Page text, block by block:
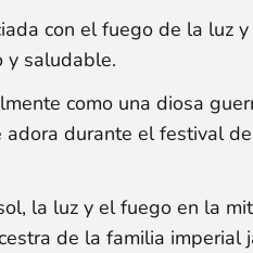
con el fuego de la luz
y saludable.
como una diosa
durante el festival
la luz y el fuego en la
de la familia imperial